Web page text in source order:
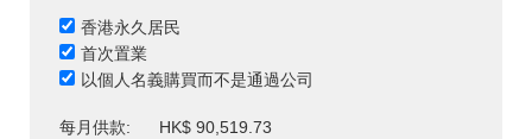
香港永久居民
首次置業
以個人名義購買而不是通過公司
每月供款:
HK$ 90,519.73